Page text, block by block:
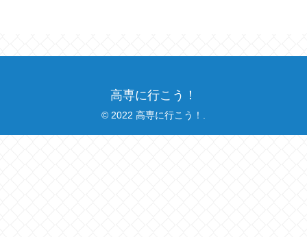
高専に行こう！
© 2022 高専に行こう！.